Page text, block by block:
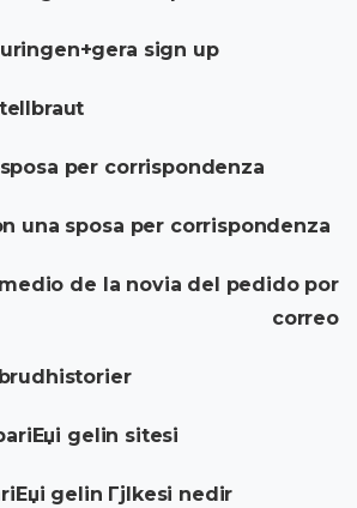
sign up
per corrispondenza
una sposa per corrispondenza
de la novia del pedido por
correo
gelin sitesi
gelin Гјlkesi nedir